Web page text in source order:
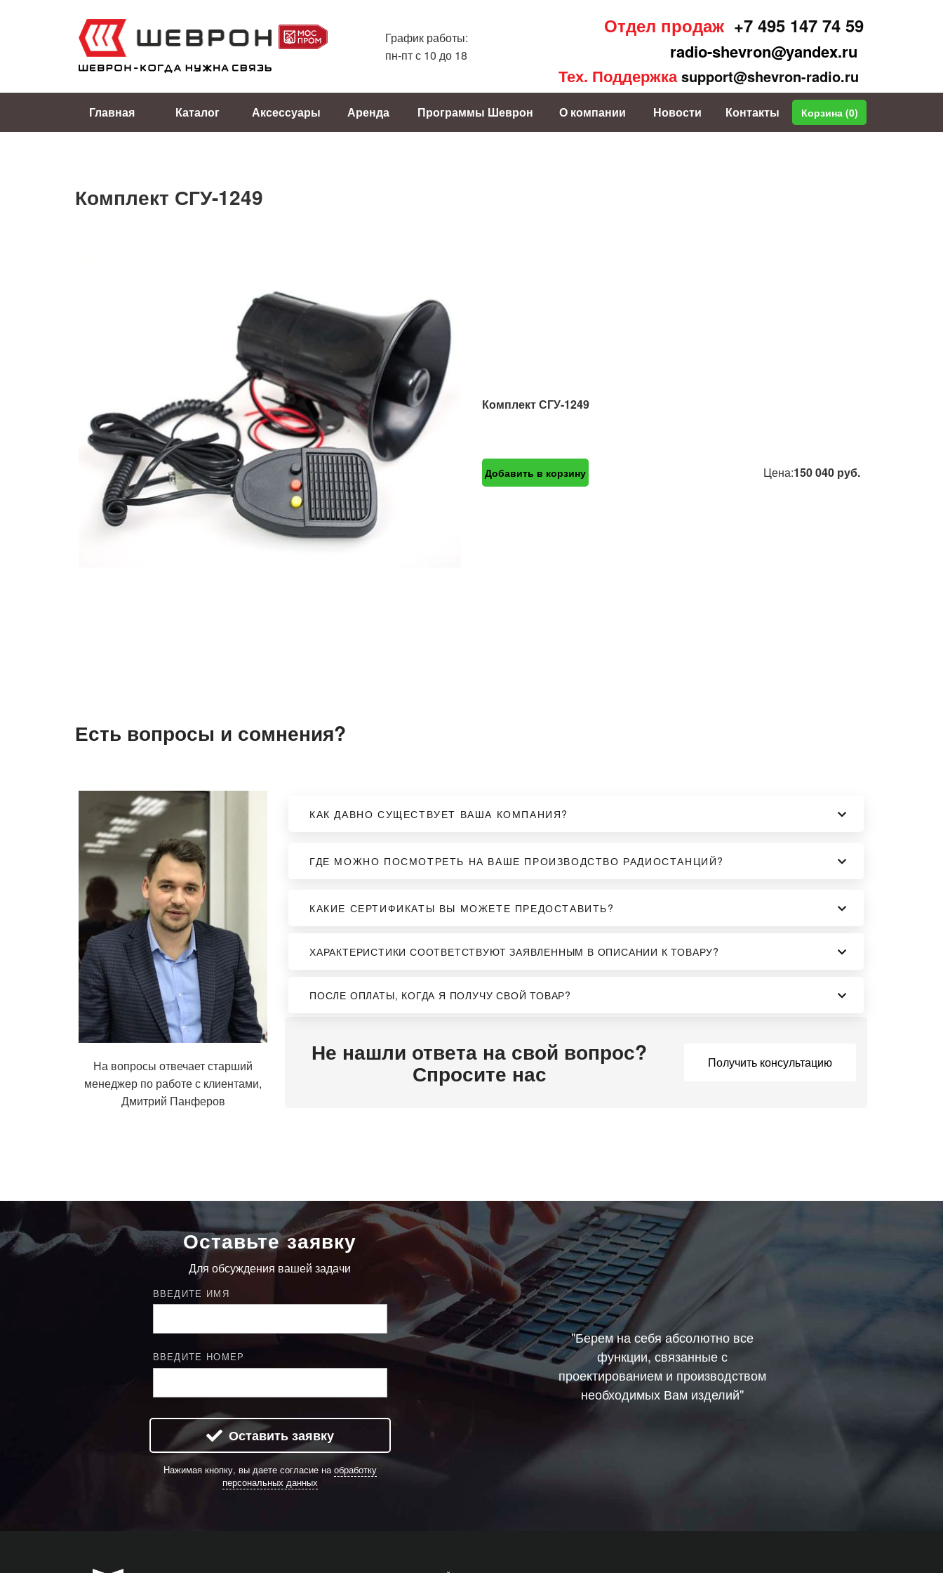
График работы:
пн-пт с 10 до 18
Отдел продаж +7 495 147 74 59
radio-shevron@yandex.ru
Тех. Поддержка support@shevron-radio.ru
Главная Каталог Аксессуары Аренда Программы Шеврон О компании Новости Контакты Корзина (0)
Комплект СГУ-1249
Комплект СГУ-1249
Добавить в корзину Цена:150 040 руб.
Есть вопросы и сомнения?
На вопросы отвечает старший
менеджер по работе с клиентами,
Дмитрий Панферов
КАК ДАВНО СУЩЕСТВУЕТ ВАША КОМПАНИЯ?
ГДЕ МОЖНО ПОСМОТРЕТЬ НА ВАШЕ ПРОИЗВОДСТВО РАДИОСТАНЦИЙ?
КАКИЕ СЕРТИФИКАТЫ ВЫ МОЖЕТЕ ПРЕДОСТАВИТЬ?
ХАРАКТЕРИСТИКИ СООТВЕТСТВУЮТ ЗАЯВЛЕННЫМ В ОПИСАНИИ К ТОВАРУ?
ПОСЛЕ ОПЛАТЫ, КОГДА Я ПОЛУЧУ СВОЙ ТОВАР?
Не нашли ответа на свой вопрос?
Спросите нас Получить консультацию
Оставьте заявку
Для обсуждения вашей задачи
ВВЕДИТЕ ИМЯ
ВВЕДИТЕ НОМЕР
Оставить заявку
Нажимая кнопку, вы даете согласие наобработку
персональных данных
"Берем на себя абсолютно все
функции, связанные с
проектированием и производством
необходимых Вам изделий"